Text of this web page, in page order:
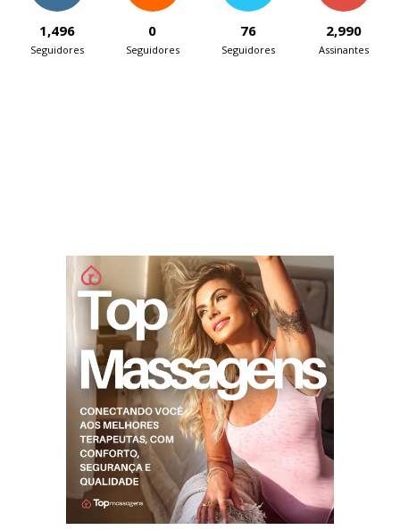
1,496
Seguidores
0
Seguidores
76
Seguidores
2,990
Assinantes